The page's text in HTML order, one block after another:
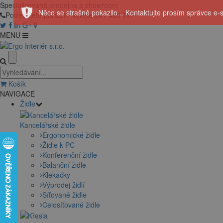
Specializovaná
Potřebujete poradit? Volejte241 485 797
MENU
Košík
NAVIGACE
Židle
Kancelářské židle
Ergonomické židle
Židle k PC
Konferenční židle
Balanční židle
Klekačky
Výprodej židlí
Síťované židle
Celosíťované židle
Něco se strašně pokazilo... Kontaktujte prosím správce e-